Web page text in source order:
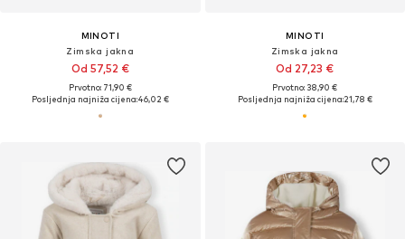
MINOTI
Zimska jakna
Od 57,52 €
Prvotno: 71,90 €
Posljednja najniža cijena:46,02 €
MINOTI
Zimska jakna
Od 27,23 €
Prvotno: 38,90 €
Posljednja najniža cijena:21,78 €